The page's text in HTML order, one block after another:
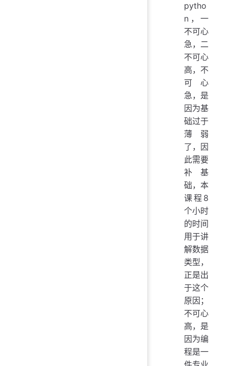
pytho
n，一
不可心
急，二
不可心
高，不
可心
急，是
因为基
础过于
薄弱
了，因
此需要
补基
础，本
课程8
个小时
的时间
用于讲
解数据
类型，
正是出
于这个
原因；
不可心
高，是
因为编
程是一